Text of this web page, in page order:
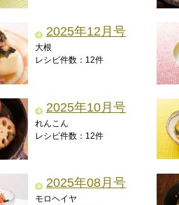
2025年12月号
大根
レシピ件数：12件
2025年10月号
れんこん
レシピ件数：12件
2025年08月号
モロヘイヤ